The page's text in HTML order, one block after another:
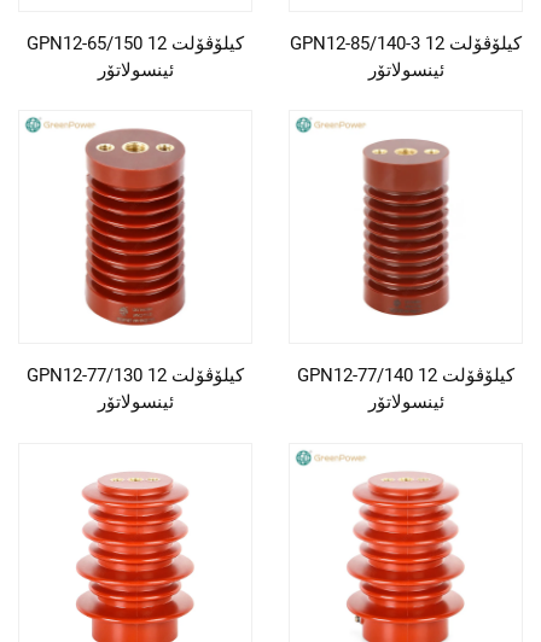
GPN12-65/150 12 کیلۆڤۆلت
ئینسولاتۆر
GPN12-85/140-3 12 کیلۆڤۆلت
ئینسولاتۆر
GPN12-77/130 12 کیلۆڤۆلت
ئینسولاتۆر
GPN12-77/140 12 کیلۆڤۆلت
ئینسولاتۆر